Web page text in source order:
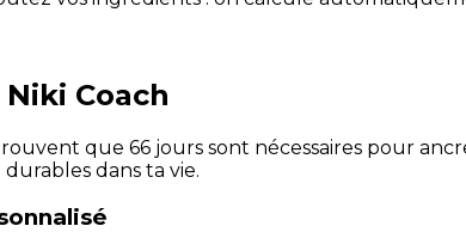
Coach
que 66 jours sont nécessaires pour
dans ta vie.